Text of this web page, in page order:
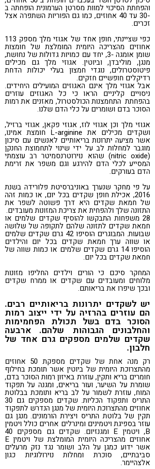
והפחתת הסיכוי למוות מסרטן הערמונית הופחתה ב
-30 עד 40 אחוזים, כמו גם הפוריות השתפרה אצל
זכרים.
כפי שציינתי, חופן אחד של אגוזי מלך מספק 113
אחוזים מהצריכה היומית המומלצת של חומצות
שומן אומגה -3, יחד עם כמויות גדולות של נחושת,
מנגן, מוליבדן, וביוטין. אגוזי מלך גם מכילים
פיטוסטרולים, נוגדי חמצון בעלי יכולות הדחת
רדיקלים חופשיים חזקים.
אבל אגוזי מלך אינם האגוזים המועילים היחידים.
ניסויים קליניים הראו כי כל האגוזים עוזרים
בהפחתת התחמצנות הכולסטרול, מאזנים את רמות
הסוכר בדם ושומרים על כלי הדם שלנו.
אגוזי מלך וכן אגוזי לוז, אגוזי פקאן, אגוזי ברזיל,
ושקדים מכילים את L-arginine חומצת אמינו,
אשר מציעה יתרונות בריאותיים לאנשים עם סיכון
מוגבר למחלות לב על ידי שינוי לתחמוצת החנקן
(nitric oxide) שהוא נוירוטרנסמיטר רב עוצמתי
המסייע לכלי הדם להירגע וגם משפר את זרימת
הדם בעורקים.
על פי מחקר שנערך באוניברסיטת פלורידה בשנת
2016, אכילת חופן שקדים בכל יום, או כמות זהה
של חמאת שקדים היא דרך פשוטה לשפר את
התזונה שלך ולהפחית את צריכת המזונות מעובדים.
28 משפחות התבקשו להוסיף שקדים שלמים או
חמאת שקדים לתזונה שלהם לתקופה של שלושה
שבועות. המבוגרים הוסיפו 42 גרם שקדים שלמים
או שווה ערך חמאת שקדים בכל יום והילדים
הוסיפו 14 גרם שקדים שלמים או כמות שווה של
חמאת שקדים בכל יום.
המחקר סיכם כי הורים וילדים החליפו מזונות
מלוחים ומעובדים עם שקדים או ממרח שקדים
ובכך שיפרו את בריאותם.
יש לשקדים יתרונות בריאותיים רבים.
הם עוזרים בהרזיה על ידי ייצוב רמות
הסוכר בדם בשל תכולת הפחמימות
והחלבונים הגבוהות שלהם. ארבעה
שקדים שלמים מספקים גרם אחד של
חלבון.
רק מנה אחת של שקדים מספקת 50 אחוזים
מהתצרוכת היומית של ביוטין אשר תומכת בחילוף
חומרים בריא ותקין, עוזרת באיזון רמות הסוכר בדם,
שומרת על השיער, ועור בריאים, ומגנה על תפקוד
המוח, עוזרת לשמור על לב בריא ותומכת בבלוטת
התריס ותפקוד הכליות. שקדים מספקים גם 30
אחוזים מהתצרוכת היומית של מנגן הנדרש לתפקוד
תקין של בלוטת התריס ויצירת הורמונים. מנגן גם
עוזר בספיגת ויטמינים ומינרלים אחרים כולל ויטמין
B, ויטמין E ומגנזיום. שקדים גם מספקים 40
אחוזים מהצריכה היומית המומלצת של ויטמין E
אשר ידוע כמגן על הלב ושומר נגד נזק מרעלים
סביבתיים, סוכרת ומחלות נוירולוגיות כגון
אלצהיימר.